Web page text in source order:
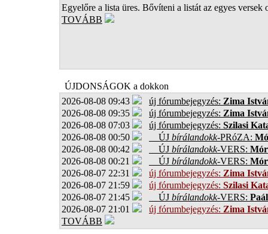
Egyelőre a lista üres. Bővíteni a listát az egyes versek
TOVÁBB
ÚJDONSÁGOK a dokkon
2026-08-08 09:43
új fórumbejegyzés: Zima
2026-08-08 09:35
új fórumbejegyzés: Zima
2026-08-08 07:03
új fórumbejegyzés: Szilasi
2026-08-08 00:50
ÚJ bírálandokk-PRóZA:
2026-08-08 00:42
ÚJ bírálandokk-VERS:
2026-08-08 00:21
ÚJ bírálandokk-VERS:
2026-08-07 22:31
új fórumbejegyzés: Zima
2026-08-07 21:59
új fórumbejegyzés: Szilasi
2026-08-07 21:45
ÚJ bírálandokk-VERS:
2026-08-07 21:01
új fórumbejegyzés: Zima
TOVÁBB